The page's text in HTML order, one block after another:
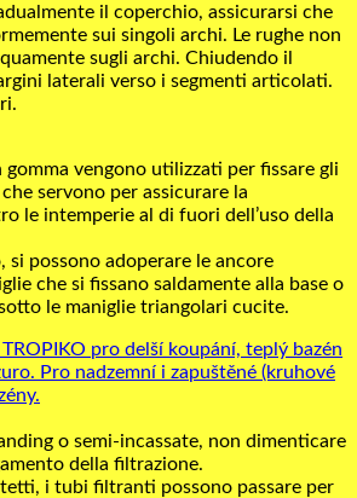
il coperchio, assicurarsi che
sui singoli archi. Le rughe non
sugli archi. Chiudendo il
laterali verso i segmenti articolati.
gomma vengono utilizzati per fissare gli
servono per assicurare la
le intemperie al di fuori dell’uso della
si possono adoperare le ancore
che si fissano saldamente alla base o
le maniglie triangolari cucite.
o semi-incassate, non dimenticare
della filtrazione.
i tubi filtranti possono passare per